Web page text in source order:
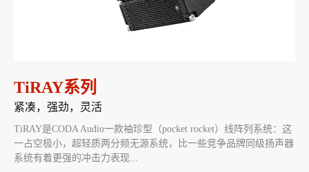
TiRAY系列
紧凑，强劲，灵活
TiRAY是CODA Audio一款袖珍型（pocket rocket）线阵列系统：这
一占空极小，超轻质两分频无源系统，比一些竞争品牌同级扬声器
系统有着更强的冲击力表现...